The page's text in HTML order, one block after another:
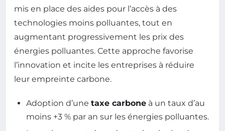
mis en place des aides pour l’accès à des
technologies moins polluantes, tout en
augmentant progressivement les prix des
énergies polluantes. Cette approche favorise
l’innovation et incite les entreprises à réduire
leur empreinte carbone.
Adoption d’une taxe carbone à un taux d’au
moins +3 % par an sur les énergies polluantes.